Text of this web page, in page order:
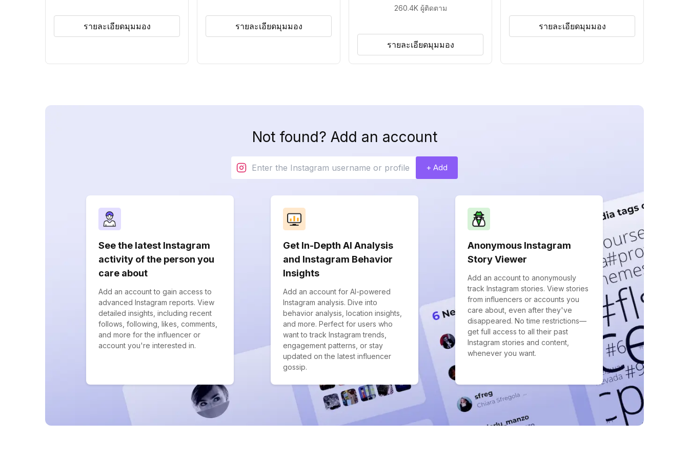
รายละเอียดมุมมอง รายละเอียดมุมมอง
260.4K ผู้ติดตาม
รายละเอียดมุมมอง
รายละเอียดมุมมอง
Not found? Add an account
+ Add
See the latest Instagram
activity of the person you
care about
Add an account to gain access to
advanced Instagram reports. View
detailed insights, including recent
follows, following, likes, comments,
and more for the influencer or
account you're interested in.
Get In-Depth AI Analysis
and Instagram Behavior
Insights
Add an account for AI-powered
Instagram analysis. Dive into
behavior analysis, location insights,
and more. Perfect for users who
want to track Instagram trends,
engagement patterns, or stay
updated on the latest influencer
gossip.
Anonymous Instagram
Story Viewer
Add an account to anonymously
track Instagram stories. View stories
from influencers or accounts you
care about, even after they've
disappeared. No time restrictions—
get full access to all their past
Instagram stories and content,
whenever you want.